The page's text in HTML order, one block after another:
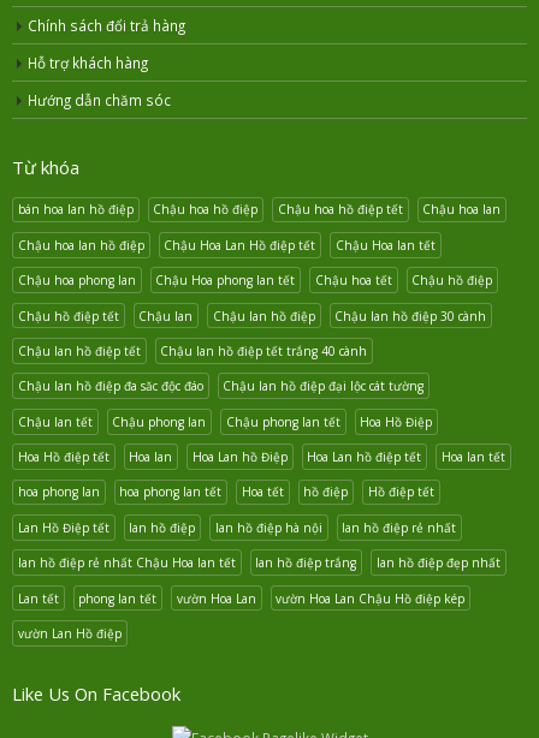
Chính sách đổi trả hàng
Hỗ trợ khách hàng
Hướng dẫn chăm sóc
Từ khóa
bán hoa lan hồ điệp Chậu hoa hồ điệp Chậu hoa hồ điệp tết Chậu hoa lan
Chậu hoa lan hồ điệp Chậu Hoa Lan Hồ điệp tết Chậu Hoa lan tết
Chậu hoa phong lan Chậu Hoa phong lan tết Chậu hoa tết Chậu hồ điệp
Chậu hồ điệp tết Chậu lan Chậu lan hồ điệp Chậu lan hồ điệp 30 cành
Chậu lan hồ điệp tết Chậu lan hồ điệp tết trắng 40 cành
Chậu lan hồ điệp đa săc độc đáo Chậu lan hồ điệp đại lộc cát tường
Chậu lan tết Chậu phong lan Chậu phong lan tết Hoa Hồ Điệp
Hoa Hồ điệp tết Hoa lan Hoa Lan hồ Điệp Hoa Lan hồ điệp tết Hoa lan tết
hoa phong lan hoa phong lan tết Hoa tết hồ điệp Hồ điệp tết
Lan Hồ Điệp tết lan hồ điệp lan hồ điệp hà nội lan hồ điệp rẻ nhất
lan hồ điệp rẻ nhất Chậu Hoa lan tết lan hồ điệp trắng lan hồ điệp đẹp nhất
Lan tết phong lan tết vườn Hoa Lan vườn Hoa Lan Chậu Hồ điệp kép
vườn Lan Hồ điệp
Like Us On Facebook